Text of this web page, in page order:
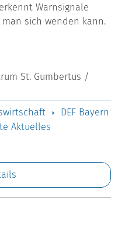
Warnsignale
sich wenden kann.
St. Gumbertus /
DEF Bayern
Aktuelles